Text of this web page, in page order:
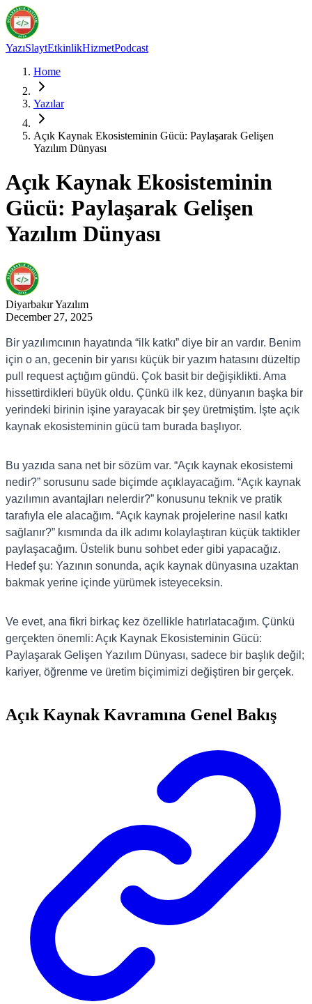
YazıSlaytEtkinlikHizmetPodcast
Home
Yazılar
Açık Kaynak Ekosisteminin Gücü: Paylaşarak Gelişen
Yazılım Dünyası
Açık Kaynak Ekosisteminin
Gücü: Paylaşarak Gelişen
Yazılım Dünyası
DiyarbakırYazılım
December 27, 2025
Bir yazılımcının hayatında “ilk katkı” diye bir an vardır. Benim
için o an, gecenin bir yarısı küçük bir yazım hatasını düzeltip
pull request açtığım gündü. Çok basit bir değişiklikti. Ama
hissettirdikleri büyük oldu. Çünkü ilk kez, dünyanın başka bir
yerindeki birinin işine yarayacak bir şey üretmiştim. İşte açık
kaynak ekosisteminin gücü tam burada başlıyor.
Bu yazıda sana net bir sözüm var. “Açık kaynak ekosistemi
nedir?” sorusunu sade biçimde açıklayacağım. “Açık kaynak
yazılımın avantajları nelerdir?” konusunu teknik ve pratik
tarafıyla ele alacağım. “Açık kaynak projelerine nasıl katkı
sağlanır?” kısmında da ilk adımı kolaylaştıran küçük taktikler
paylaşacağım. Üstelik bunu sohbet eder gibi yapacağız.
Hedef şu: Yazının sonunda, açık kaynak dünyasına uzaktan
bakmak yerine içinde yürümek isteyeceksin.
Ve evet, ana fikri birkaç kez özellikle hatırlatacağım. Çünkü
gerçekten önemli: Açık Kaynak Ekosisteminin Gücü:
Paylaşarak Gelişen Yazılım Dünyası, sadece bir başlık değil;
kariyer, öğrenme ve üretim biçimimizi değiştiren bir gerçek.
Açık Kaynak Kavramına Genel Bakış